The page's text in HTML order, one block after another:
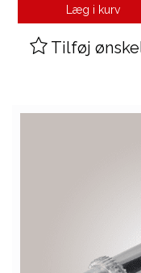
Læg i kurv
Tilføj